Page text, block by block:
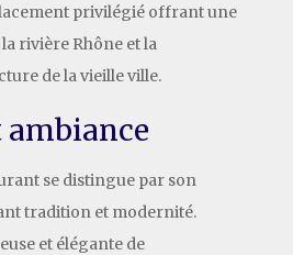
privilégié offrant une
rivière Rhône et la
de la vieille ville.
ambiance
se distingue par son
tradition et modernité.
et élégante de